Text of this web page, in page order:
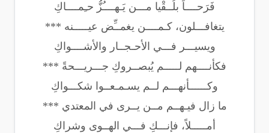
فَرَحــــاً بلُــقْيا مـــن يَـهــــُزُّ حـِمــــاكِ
يتغافـــلون، كـمــــن يغمــِّض عيـــــنه ***
ويسيـــر فـــي الأحـجــار والأشــــواكِ
فكأنــــهم لـــــم يُبصــروكِ جـــريـــحةً ***
وكــــــأنهـــم لــم يسـمـعــوا شكـــواكِ
ما زال فيـهــم مــن يــرى في المعتدي ***
أمـــــلاً، فإنـــكِ فـــي الهــوى وشراكِ